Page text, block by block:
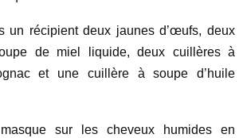
un récipient deux jaunes d’œufs, deux
de miel liquide, deux cuillères à
et une cuillère à soupe d’huile
sur les cheveux humides en